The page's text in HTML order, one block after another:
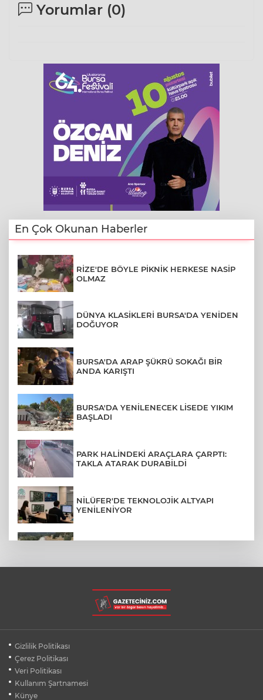
Yorumlar (0)
En Çok Okunan Haberler
RİZE'DE BÖYLE PİKNİK HERKESE NASİP
OLMAZ
DÜNYA KLASİKLERİ BURSA'DA YENİDEN
DOĞUYOR
BURSA'DA ARAP ŞÜKRÜ SOKAĞI BİR
ANDA KARIŞTI
BURSA'DA YENİLENECEK LİSEDE YIKIM
BAŞLADI
PARK HALİNDEKİ ARAÇLARA ÇARPTI:
TAKLA ATARAK DURABİLDİ
NİLÜFER'DE TEKNOLOJİK ALTYAPI
YENİLENİYOR
BURSA'DA DEPO YANGINI BİNAYA
SIÇRAMADAN SÖNDÜRÜLDÜ
TOFAŞ’IN SÜPER LİG FİKSTÜRÜ BELLİ
Gizlilik Politikası
Çerez Politikası
Veri Politikası
Kullanım Şartnamesi
Künye